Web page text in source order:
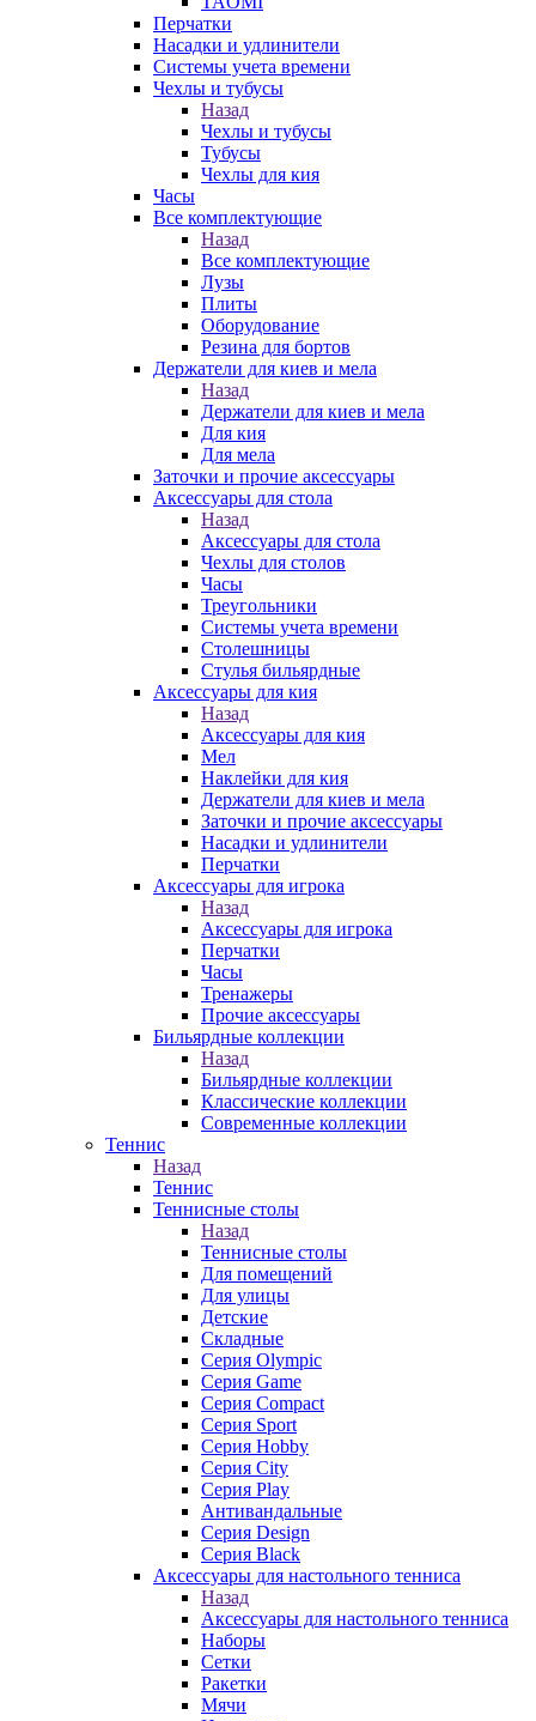
Перчатки
Насадки и удлинители
Системы учета времени
Чехлы и тубусы
Назад
Чехлы и тубусы
Тубусы
Чехлы для кия
Часы
Все комплектующие
Назад
Все комплектующие
Лузы
Плиты
Оборудование
Резина для бортов
Держатели для киев и мела
Назад
Держатели для киев и мела
Для кия
Для мела
Заточки и прочие аксессуары
Аксессуары для стола
Назад
Аксессуары для стола
Чехлы для столов
Часы
Треугольники
Системы учета времени
Столешницы
Стулья бильярдные
Аксессуары для кия
Назад
Аксессуары для кия
Мел
Наклейки для кия
Держатели для киев и мела
Заточки и прочие аксессуары
Насадки и удлинители
Перчатки
Аксессуары для игрока
Назад
Аксессуары для игрока
Перчатки
Часы
Тренажеры
Прочие аксессуары
Бильярдные коллекции
Назад
Бильярдные коллекции
Классические коллекции
Современные коллекции
Теннис
Назад
Теннис
Теннисные столы
Назад
Теннисные столы
Для помещений
Для улицы
Детские
Складные
Серия Olympic
Серия Game
Серия Compact
Серия Sport
Серия Hobby
Серия City
Серия Play
Антивандальные
Серия Design
Серия Black
Аксессуары для настольного тенниса
Назад
Аксессуары для настольного тенниса
Наборы
Сетки
Ракетки
Мячи